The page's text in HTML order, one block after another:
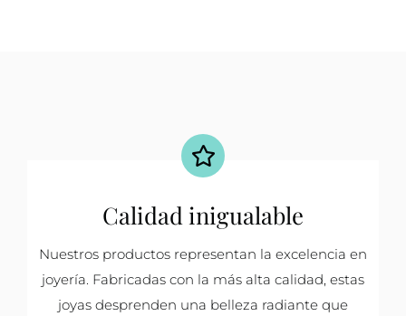
Calidad inigualable
Nuestros productos representan la excelencia en
joyería. Fabricadas con la más alta calidad, estas
joyas desprenden una belleza radiante que